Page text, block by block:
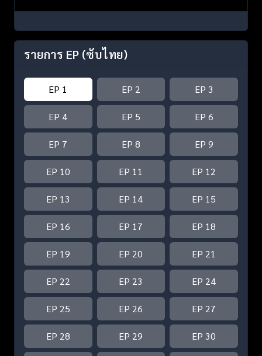
รายการ EP (ซับไทย)
EP 1 EP 2 EP 3
EP 4 EP 5 EP 6
EP 7 EP 8 EP 9
EP 10 EP 11 EP 12
EP 13 EP 14 EP 15
EP 16 EP 17 EP 18
EP 19 EP 20 EP 21
EP 22 EP 23 EP 24
EP 25 EP 26 EP 27
EP 28 EP 29 EP 30